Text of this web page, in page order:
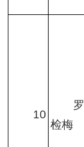
10
罗
检梅